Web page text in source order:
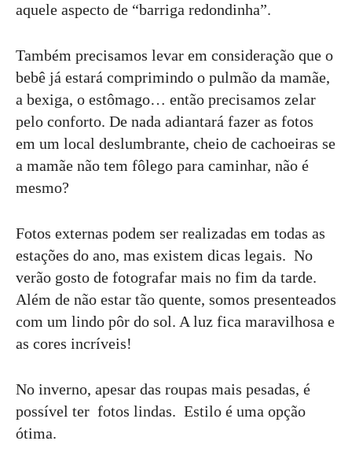
aquele aspecto de “barriga redondinha”.
Também precisamos levar em consideração que o
bebê já estará comprimindo o pulmão da mamãe,
a bexiga, o estômago… então precisamos zelar
pelo conforto. De nada adiantará fazer as fotos
em um local deslumbrante, cheio de cachoeiras se
a mamãe não tem fôlego para caminhar, não é
mesmo?
Fotos externas podem ser realizadas em todas as
estações do ano, mas existem dicas legais. No
verão gosto de fotografar mais no fim da tarde.
Além de não estar tão quente, somos presenteados
com um lindo pôr do sol. A luz fica maravilhosa e
as cores incríveis!
No inverno, apesar das roupas mais pesadas, é
possível ter fotos lindas. Estilo é uma opção
ótima.